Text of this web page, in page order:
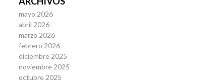
mayo 2026
abril 2026
marzo 2026
febrero 2026
diciembre 2025
noviembre 2025
octubre 2025